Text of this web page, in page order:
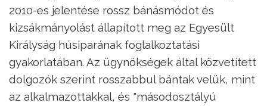
2010-es jelentése rossz bánásmódot és
kizsákmányolást állapított meg az Egyesült
Királyság húsiparának foglalkoztatási
gyakorlatában. Az ügynökségek által közvetített
dolgozók szerint rosszabbul bántak velük, mint
az alkalmazottakkal, és "másodosztályú